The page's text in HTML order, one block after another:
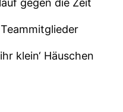
gegen die Zeit
klein‘ Häuschen